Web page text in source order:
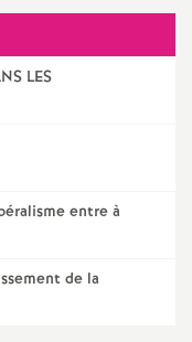
n
a
d
e
LES
entre à
de la